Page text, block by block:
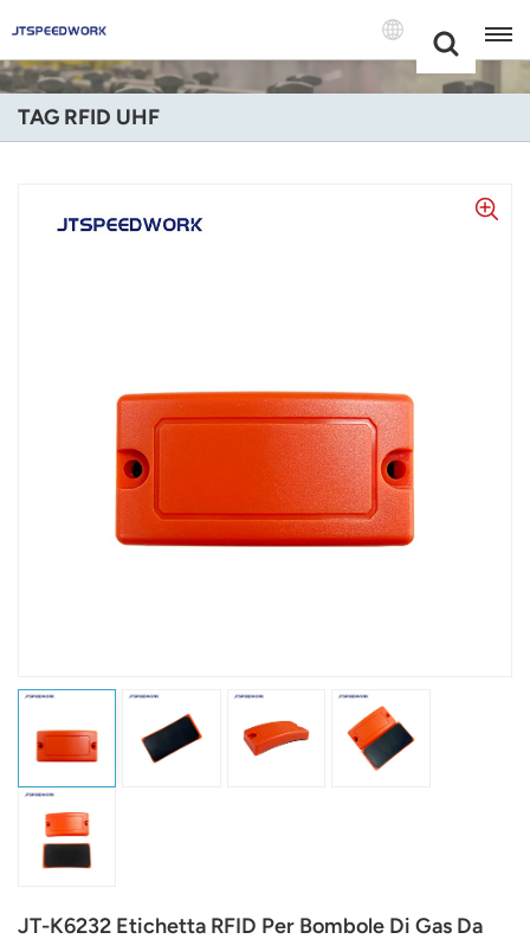
+86 -18681515767
English
Español
Português
Nederland
Türk
TAG RFID UHF
JT-K6232 Etichetta RFID Per Bombole Di Gas Da